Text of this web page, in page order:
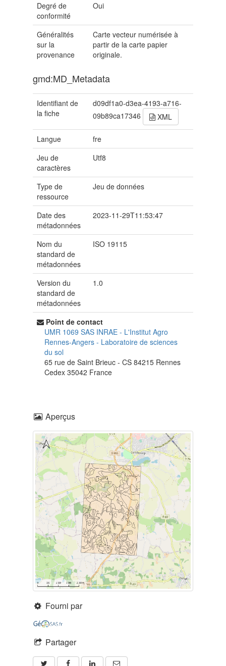
Degré de
conformité
Oui
Généralités
sur la
provenance
Carte vecteur numérisée à
partir de la carte papier
originale.
gmd:MD_Metadata
Identifiant de
la fiche
d09df1a0-d3ea-4193-a716-
09b89ca17346
XML
Langue
fre
Jeu de
caractères
Utf8
Type de
ressource
Jeu de données
Date des
métadonnées
2023-11-29T11:53:47
Nom du
standard de
métadonnées
ISO 19115
Version du
standard de
métadonnées
1.0
Point de contact
UMR 1069 SAS INRAE - L'Institut Agro
Rennes-Angers - Laboratoire de sciences
du sol
65 rue de Saint Brieuc - CS 84215 Rennes
Cedex 35042 France
Aperçus
Fourni par
Partager